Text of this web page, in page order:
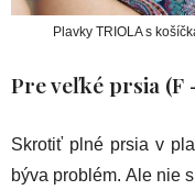
Plavky TRIOLA s
Pre veľké prsia (F
Skrotiť plné prsia v
býva problém. Ale nie